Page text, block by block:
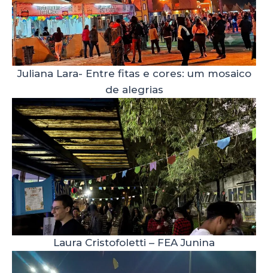
Juliana Lara- Entre fitas e cores: um mosaico
de alegrias
Laura Cristofoletti – FEA Junina